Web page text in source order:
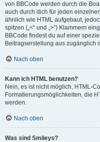
von BBCode werden durch die
auch durch dich für jeden
ähnlich wie HTML aufgebaut,
spitzen („<“ und „>“) Klammern
BBCode findest du auf einer
Beitragserstellung aus zugänglich
Nach oben
Kann ich HTML benutzen?
Nein, es ist nicht möglich, HTML-
Formatierungsmöglichkeiten, die
werden.
Nach oben
Was sind Smileys?